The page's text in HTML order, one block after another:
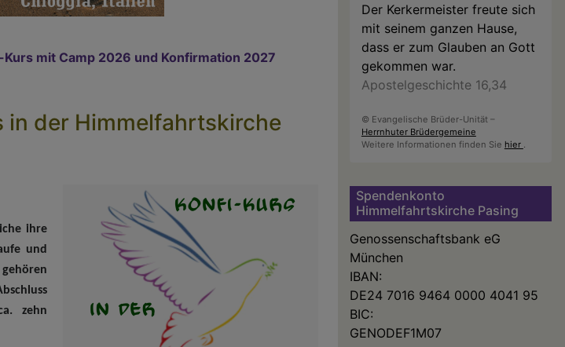
mit Camp 2026 und Konfirmation 2027
in der Himmelfahrtskirche
ihre
und
zehn
Der Kerkermeister freute sich
mit seinem ganzen Hause,
dass er zum Glauben an Gott
gekommen war.
Apostelgeschichte 16,34
© Evangelische Brüder-Unität –
Herrnhuter Brüdergemeine
Weitere Informationen finden Sie hier .
Spendenkonto
Himmelfahrtskirche Pasing
Genossenschaftsbank eG
München
IBAN:
DE24 7016 9464 0000 4041 95
BIC:
GENODEF1M07